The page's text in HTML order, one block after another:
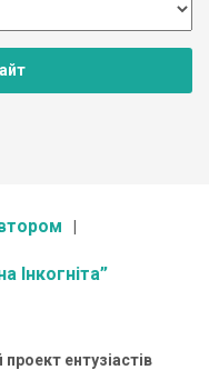
Інкогніта”
проект ентузіастів